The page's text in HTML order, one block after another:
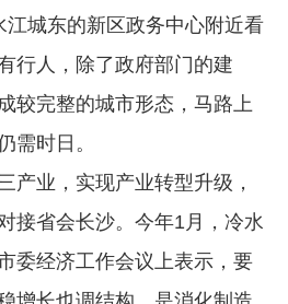
城东的新区政务中心附近看
行人，除了政府部门的建
较完整的城市形态，马路上
需时日。
业，实现产业转型升级，
接省会长沙。今年1月，冷水
委经济工作会议上表示，要